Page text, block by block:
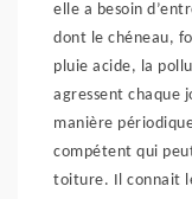
elle a besoin
dont le chéneau,
pluie acide, la
agressent chaque
manière
compétent qui
toiture. Il connait